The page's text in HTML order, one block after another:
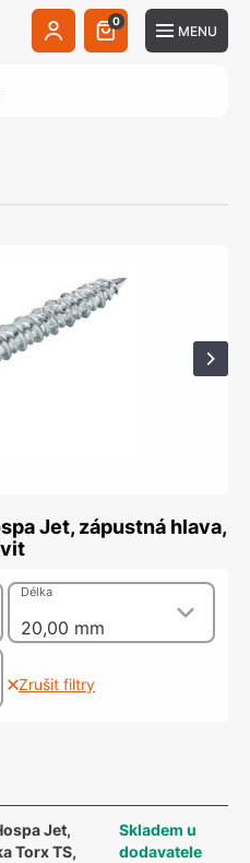
0
MENU
Jet, zápustná hlava,
20,00 mm
Délka
Zrušit filtry
Jet,
Torx TS,
Skladem u
dodavatele